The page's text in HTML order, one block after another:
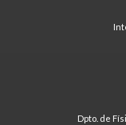
Dpto. de